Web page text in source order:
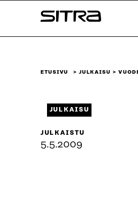
sisältöön
Sitra
ETUSIVU JULKAISU
JULKAISU
JULKAISTU
5.5.2009